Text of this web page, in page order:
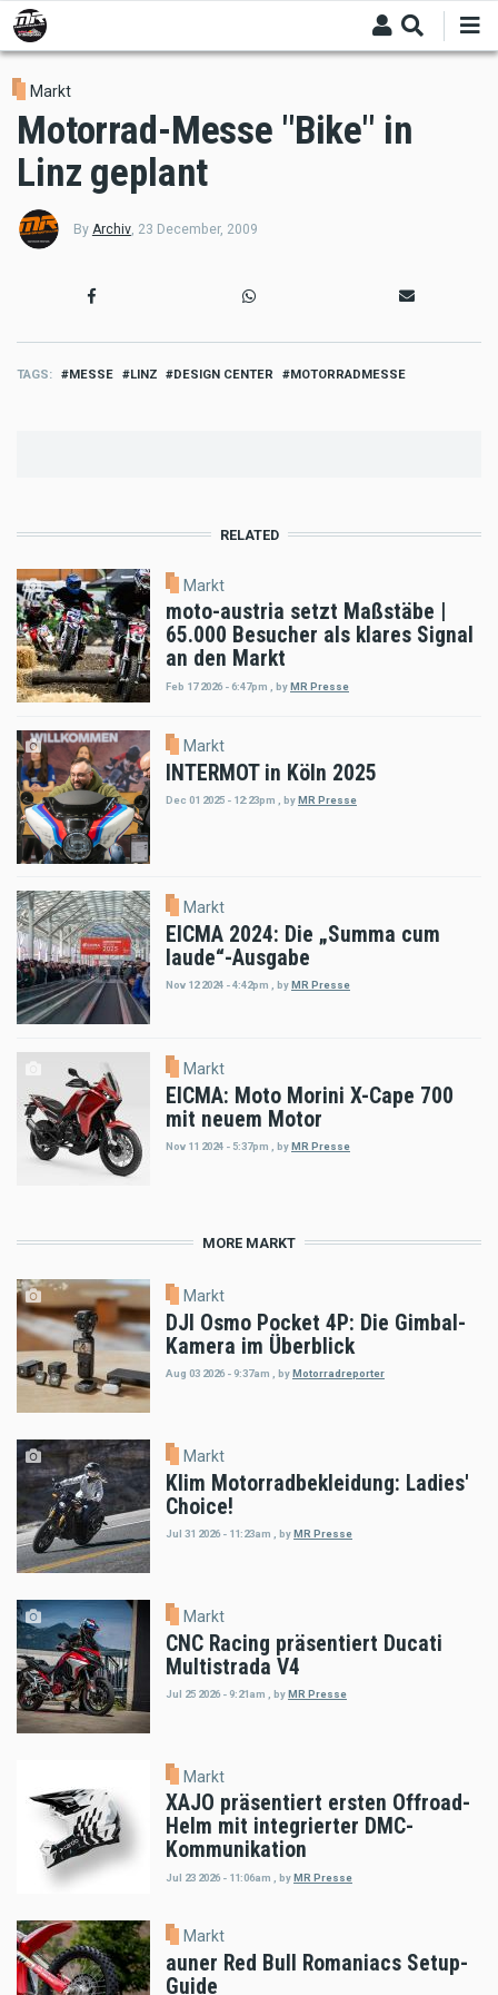
Skip
to
main
content
Markt
Motorrad-Messe "Bike" in
Linz geplant
By Archiv, 23 December, 2009
TAGS MESSE LINZ DESIGN CENTER MOTORRADMESSE
RELATED
Markt
moto-austria setzt Maßstäbe |
65.000 Besucher als klares Signal
an den Markt
Feb 17 2026 - 6:47pm byMR Presse
Markt
INTERMOT in Köln 2025
Dec 01 2025 - 12:23pm , by MR Presse
Markt
EICMA 2024: Die „Summa cum
laude“-Ausgabe
Nov 12 2024 - 4:42pm byMR Presse
Markt
EICMA: Moto Morini X-Cape 700
mit neuem Motor
Nov 11 2024 - 5:37pm byMR Presse
MORE MARKT
Markt
DJI Osmo Pocket 4P: Die Gimbal-
Kamera im Überblick
Aug 03 2026 - 9:37am , byMotorradreporter
Markt
Klim Motorradbekleidung: Ladies'
Choice!
Jul 31 2026 - 11:23am byMR Presse
Markt
CNC Racing präsentiert Ducati
Multistrada V4
Jul 25 2026 - 9:21am byMR Presse
Markt
XAJO präsentiert ersten Offroad-
Helm mit integrierter DMC-
Kommunikation
Jul 23 2026 - 11:06am byMR Presse
Markt
auner Red Bull Romaniacs Setup-
Guide